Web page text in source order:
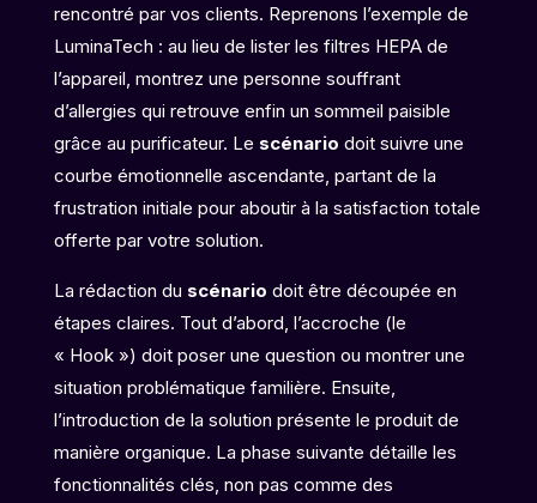
rencontré par vos clients. Reprenons l’exemple de
LuminaTech : au lieu de lister les filtres HEPA de
l’appareil, montrez une personne souffrant
d’allergies qui retrouve enfin un sommeil paisible
grâce au purificateur. Le scénario doit suivre une
courbe émotionnelle ascendante, partant de la
frustration initiale pour aboutir à la satisfaction totale
offerte par votre solution.
La rédaction du scénario doit être découpée en
étapes claires. Tout d’abord, l’accroche (le
« Hook ») doit poser une question ou montrer une
situation problématique familière. Ensuite,
l’introduction de la solution présente le produit de
manière organique. La phase suivante détaille les
fonctionnalités clés, non pas comme des